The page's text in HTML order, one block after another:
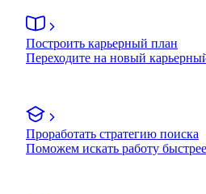
Построить карьерный план
Переходите на новый
Проработать стратегию поиска
Поможем искать работу